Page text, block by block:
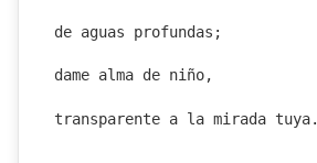
de aguas profundas;
dame alma de niño,
transparente a la mirada